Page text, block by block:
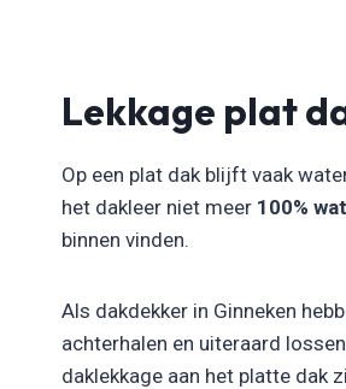
Lekkage plat
Op een plat dak blijft vaak
het dakleer niet meer 100%
binnen vinden.
Als dakdekker in Ginneken
achterhalen en uiteraard
daklekkage aan het platte dak